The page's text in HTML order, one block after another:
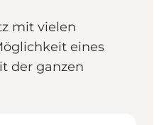
mit vielen
eines
der ganzen